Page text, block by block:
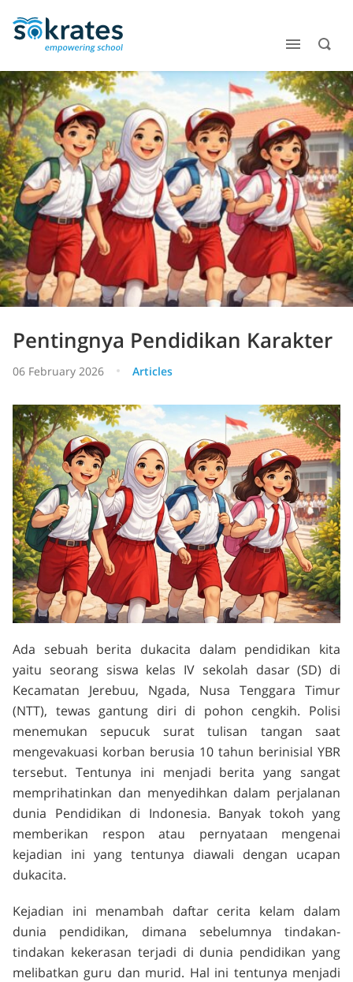
Pentingnya Pendidikan Karakter
06 February 2026 Articles
Ada sebuah berita dukacita dalam pendidikan kita
yaitu seorang siswa kelas IV sekolah dasar (SD) di
Kecamatan Jerebuu, Ngada, Nusa Tenggara Timur
(NTT), tewas gantung diri di pohon cengkih. Polisi
menemukan sepucuk surat tulisan tangan saat
mengevakuasi korban berusia 10 tahun berinisial YBR
tersebut. Tentunya ini menjadi berita yang sangat
memprihatinkan dan menyedihkan dalam perjalanan
dunia Pendidikan di Indonesia. Banyak tokoh yang
memberikan respon atau pernyataan mengenai
kejadian ini yang tentunya diawali dengan ucapan
dukacita.
Kejadian ini menambah daftar cerita kelam dalam
dunia pendidikan, dimana sebelumnya tindakan-
tindakan kekerasan terjadi di dunia pendidikan yang
melibatkan guru dan murid. Hal ini tentunya menjadi